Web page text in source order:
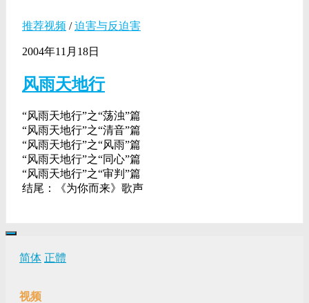
推荐视频 /迫害与反迫害
2004年11月18日
风雨天地行
“风雨天地行”之“荡浊”篇
“风雨天地行”之“清音”篇
“风雨天地行”之“风雨”篇
“风雨天地行”之“同心”篇
“风雨天地行”之“审判”篇
结尾：《为你而来》歌声
简体 正體
视频